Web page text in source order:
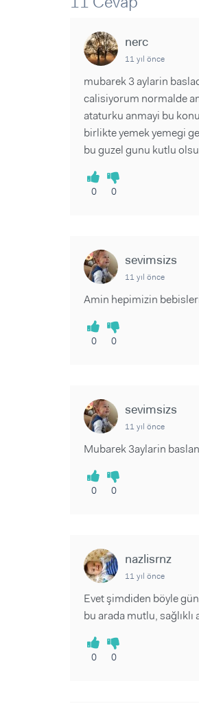
nerc
11 yıl önce
mubarek 3 aylarin
calisiyorum normalde
ataturku anmayi bu
birlikte yemek yemegi
bu guzel gunu kutlu
0 0
sevimsizs
11 yıl önce
Amin hepimizin
0 0
sevimsizs
11 yıl önce
Mubarek 3aylarin
0 0
nazlisrnz
11 yıl önce
Evet şimdiden böyle
bu arada mutlu, sağlıklı
0 0